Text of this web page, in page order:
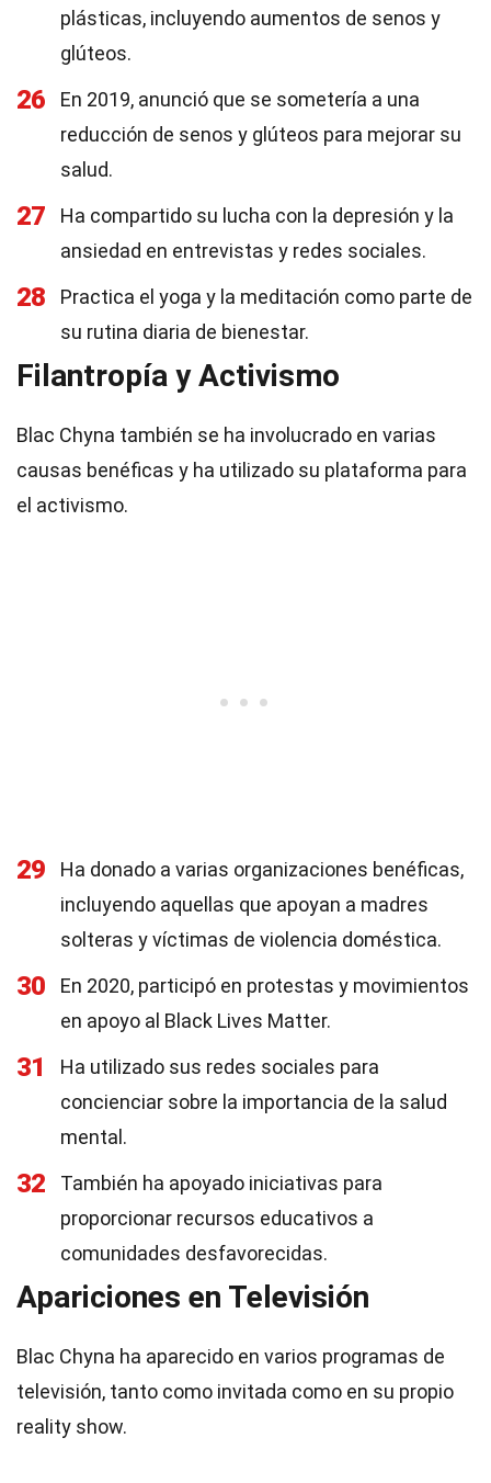
plásticas, incluyendo aumentos de senos y
glúteos.
26
En 2019, anunció que se sometería a una
reducción de senos y glúteos para mejorar su
salud.
27
Ha compartido su lucha con la depresión y la
ansiedad en entrevistas y redes sociales.
28
Practica el yoga y la meditación como parte de
su rutina diaria de bienestar.
Filantropía y Activismo
Blac Chyna también se ha involucrado en varias
causas benéficas y ha utilizado su plataforma para
el activismo.
29
Ha donado a varias organizaciones benéficas,
incluyendo aquellas que apoyan a madres
solteras y víctimas de violencia doméstica.
30
En 2020, participó en protestas y movimientos
en apoyo al Black Lives Matter.
31
Ha utilizado sus redes sociales para
concienciar sobre la importancia de la salud
mental.
32
También ha apoyado iniciativas para
proporcionar recursos educativos a
comunidades desfavorecidas.
Apariciones en Televisión
Blac Chyna ha aparecido en varios programas de
televisión, tanto como invitada como en su propio
reality show.